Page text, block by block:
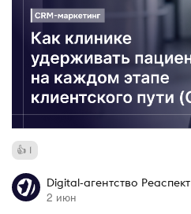
1
Digital-агентство Реаспект
2 июн